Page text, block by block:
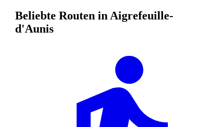
Beliebte Routen in Aigrefeuille-
d'Aunis